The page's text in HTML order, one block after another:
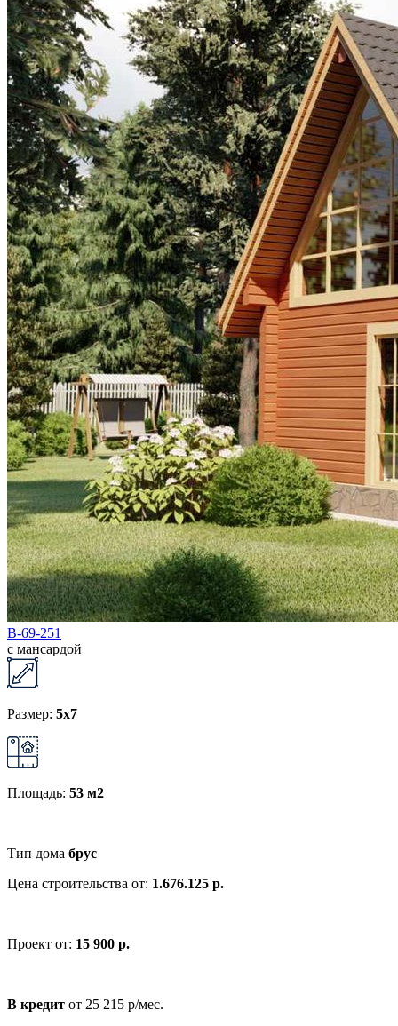
В-69-251
с мансардой
Размер: 5x7
Площадь: 53 м2
Тип дома брус
Цена строительства от: 1.676.125 р.
Проект от: 15 900 р.
В кредит от 25 215 р/мес.